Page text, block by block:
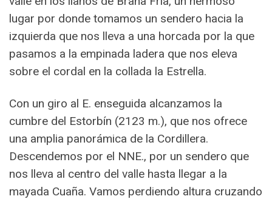
lugar por donde tomamos un sendero hacia la
izquierda que nos lleva a una horcada por la que
pasamos a la empinada ladera que nos eleva
sobre el cordal en la collada la Estrella.
Con un giro al E. enseguida alcanzamos la
cumbre del Estorbín (2123 m.), que nos ofrece
una amplia panorámica de la Cordillera.
Descendemos por el NNE., por un sendero que
nos lleva al centro del valle hasta llegar a la
mayada Cuaña. Vamos perdiendo altura cruzando